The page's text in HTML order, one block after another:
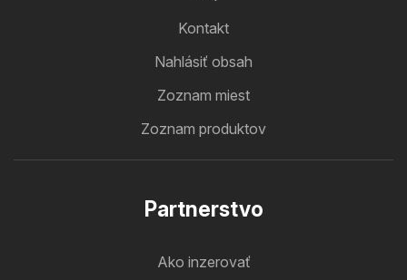
Kontakt
Nahlásiť obsah
Zoznam miest
Zoznam produktov
Partnerstvo
Ako inzerovať